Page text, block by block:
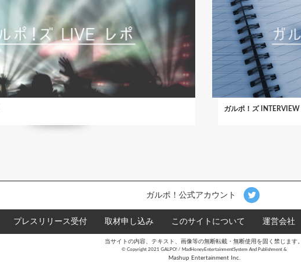
ガルポ！ズ INTERVIEW
ガルポ！公式アカウント
プレスリリース受付 取材申し込み このサイトについて 運営会社
当サイトの内容、テキスト、画像等の無断転載・無断使用を固く禁じます。
©︎ Copyright 2021 GALPO! / MadHoneyEntertainmentSystem And Publishment &
Mashup Entertainment Inc.